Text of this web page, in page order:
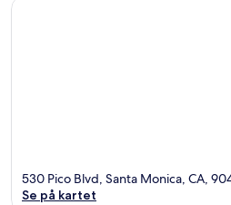
530 Pico Blvd, Santa Monica, CA,
Se på kartet